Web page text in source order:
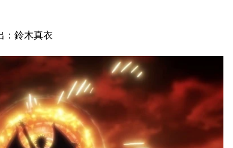
：鈴木真衣